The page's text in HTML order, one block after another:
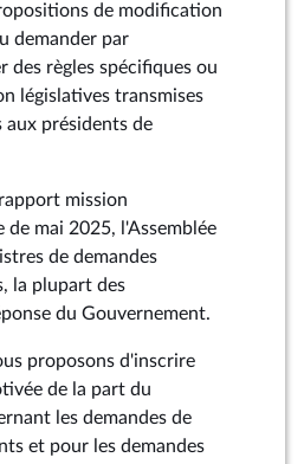
de modification
demander par
des règles spécifiques ou
législatives transmises
présidents de
mission
mai 2025, l'Assemblée
de demandes
la plupart des
du Gouvernement.
proposons d'inscrire
de la part du
les demandes de
et pour les demandes